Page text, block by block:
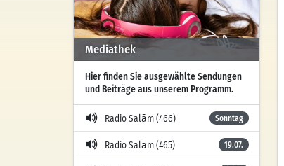
Mediathek
Hier finden Sie ausgewählte Sendungen
und Beiträge aus unserem Programm.
Radio Salām (466) Sonntag
Radio Salām (465) 19.07.